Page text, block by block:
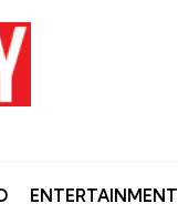
ENTERTAINMENT